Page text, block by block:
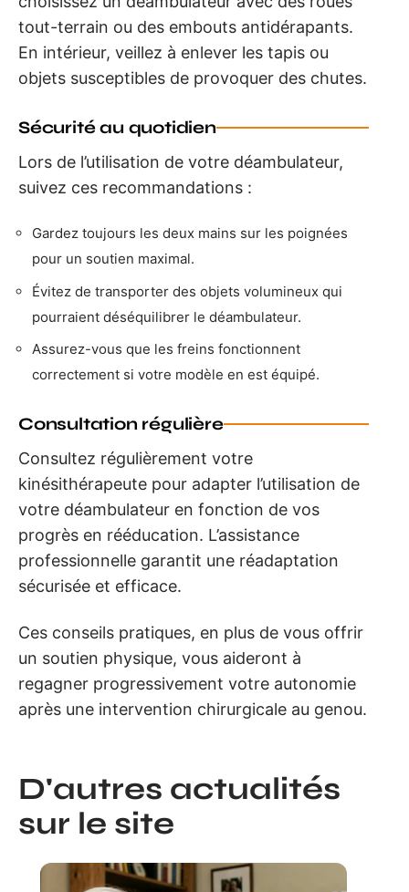
tout-terrain ou des embouts antidérapants.
En intérieur, veillez à enlever les tapis ou
objets susceptibles de provoquer des chutes.
Sécurité au quotidien
Lors de l’utilisation de votre déambulateur,
suivez ces recommandations :
Gardez toujours les deux mains sur les poignées
pour un soutien maximal.
Évitez de transporter des objets volumineux qui
pourraient déséquilibrer le déambulateur.
Assurez-vous que les freins fonctionnent
correctement si votre modèle en est équipé.
Consultation régulière
Consultez régulièrement votre
kinésithérapeute pour adapter l’utilisation de
votre déambulateur en fonction de vos
progrès en rééducation. L’assistance
professionnelle garantit une réadaptation
sécurisée et efficace.
Ces conseils pratiques, en plus de vous offrir
un soutien physique, vous aideront à
regagner progressivement votre autonomie
après une intervention chirurgicale au genou.
D'autres actualités
sur le site